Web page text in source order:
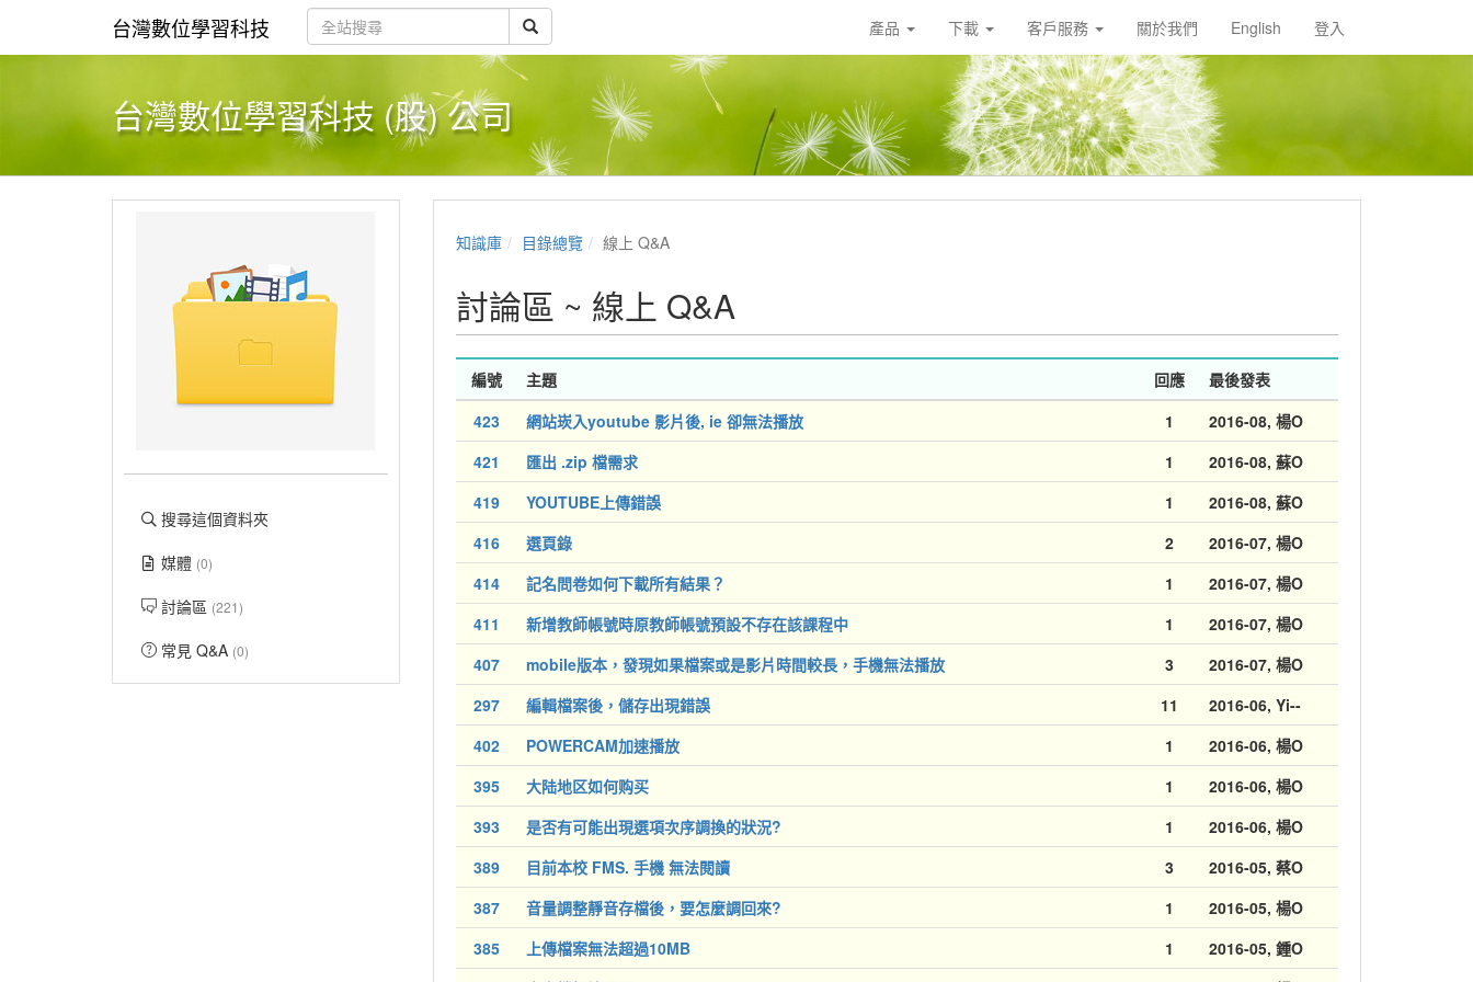
台灣數位學習科技 產品 下載 客戶服務 關於我們 English 登入
台灣數位學習科技 (股) 公司
搜尋這個資料夾
媒體 (0)
討論區 (221)
常見 Q&A (0)
知識庫 目錄總覽 線上 Q&A
討論區 ~ 線上 Q&A
編號 最後發表
回應
主題
423
2016-08, 楊O
1
網站崁入youtube 影片後, ie 卻無法播放
421
2016-08, 蘇O
1
匯出 .zip 檔需求
419
2016-08, 蘇O
1
YOUTUBE上傳錯誤
416
2016-07, 楊O
2
選頁錄
414
2016-07, 楊O
1
記名問卷如何下載所有結果？
411
2016-07, 楊O
1
新增教師帳號時原教師帳號預設不存在該課程中
407
2016-07, 楊O
3
mobile版本，發現如果檔案或是影片時間較長，手機無法播放
297
2016-06, Yi--
11
編輯檔案後，儲存出現錯誤
402
2016-06, 楊O
1
POWERCAM加速播放
395
2016-06, 楊O
1
大陆地区如何购买
393
2016-06, 楊O
1
是否有可能出現選項次序調換的狀況?
389
2016-05, 蔡O
3
目前本校 FMS. 手機 無法閱讀
387
2016-05, 楊O
1
音量調整靜音存檔後，要怎麼調回來?
385
2016-05, 鍾O
1
上傳檔案無法超過10MB